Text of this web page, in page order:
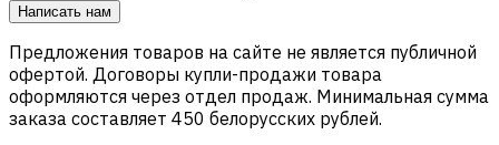
Написать нам
Предложения товаров на сайте не является публичной
офертой. Договоры купли-продажи товара
оформляются через отдел продаж. Минимальная сумма
заказа составляет 450 белорусских рублей.